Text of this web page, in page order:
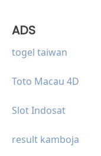
ADS
togel taiwan
Toto Macau 4D
Slot Indosat
result kamboja